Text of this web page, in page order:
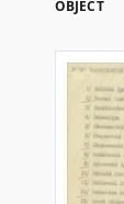
OBJECT